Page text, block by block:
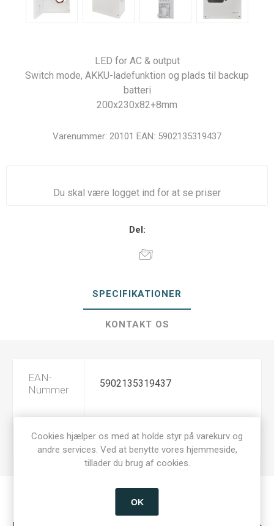
LED for AC & output
Switch mode, AKKU-ladefunktion og plads til backup
batteri
200x230x82+8mm
Varenummer: 20101 EAN: 5902135319437
Du skal være logget ind for at se priser
Del:
SPECIFIKATIONER
KONTAKT OS
EAN-
Nummer
5902135319437
type
PSU i kasse
Cookies hjælper os med at holde styr på varekurv og
andre services. Ved at benytte vores hjemmeside,
tillader du brug af cookies.
OK